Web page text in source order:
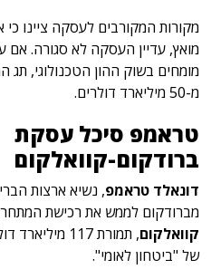
מקורות המקורבים לעסקה ציינו
מואץ, עדיין העסקה לא סגורה. אם
מומחים בשוק ההון הטכנולוגי, תג
מ-50 מיליארד דולרים.
טראמפ סיכל עסקת
ברודקום-קוואלקום
דונאלד טראמפ
מברודקום לממש את רכישת
קוואלקום
, תמורת 117
של "ביטחון לאומי".